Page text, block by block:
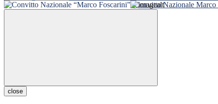
Convitto Nazionale Marco
close